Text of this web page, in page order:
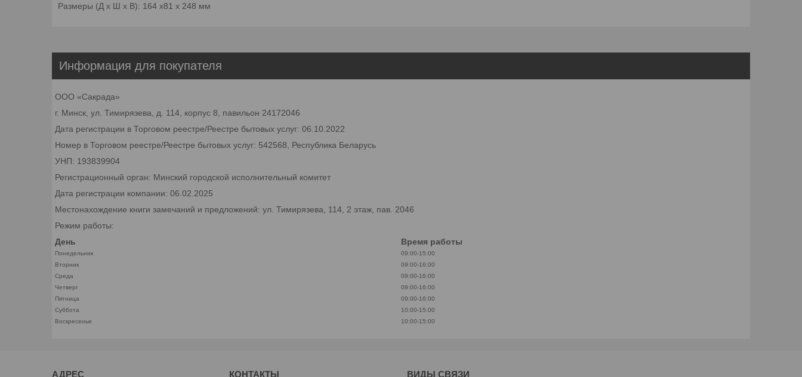
Размеры (Д х Ш х В): 164 x81 x 248 мм
Информация для покупателя
ООО «Сакрада»
г. Минск, ул. Тимирязева, д. 114, корпус 8, павильон 24172046
Дата регистрации в Торговом реестре/Реестре бытовых услуг: 06.10.2022
Номер в Торговом реестре/Реестре бытовых услуг: 542568, Республика Беларусь
УНП: 193839904
Регистрационный орган: Минский городской исполнительный комитет
Дата регистрации компании: 06.02.2025
Местонахождение книги замечаний и предложений: ул. Тимирязева, 114, 2 этаж, пав. 2046
Режим работы:
День
Время работы
Понедельник
09:00-15:00
Вторник
09:00-16:00
Среда
09:00-16:00
Четверг
09:00-16:00
Пятница
09:00-16:00
Суббота
10:00-15:00
Воскресенье
10:00-15:00